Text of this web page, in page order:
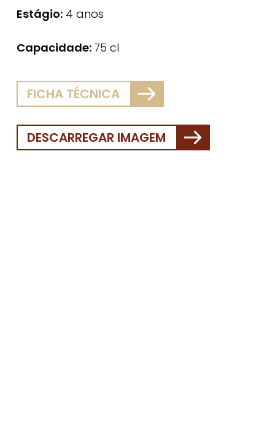
Estágio:4 anos
Capacidade: 75 cl
FICHA TÉCNICA
DESCARREGAR IMAGEM